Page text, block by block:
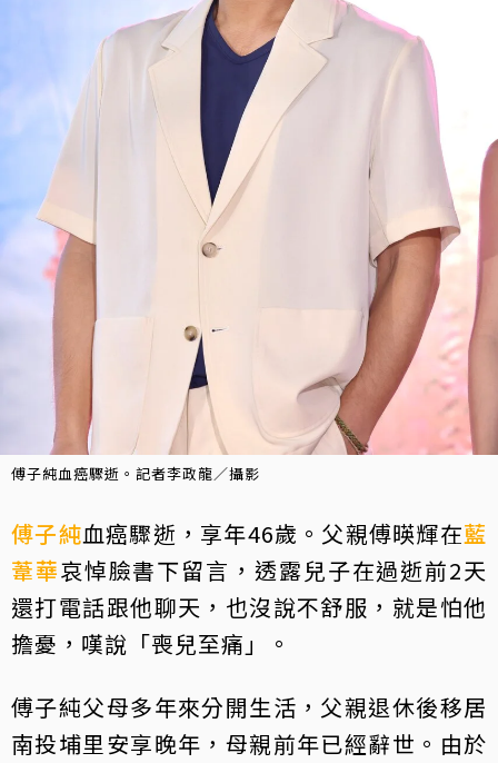
傅子純血癌驟逝。記者李政龍／攝影
傅子純血癌驟逝，享年46歲。父親傅暎輝在藍
葦華哀悼臉書下留言，透露兒子在過逝前2天
還打電話跟他聊天，也沒說不舒服，就是怕他
擔憂，嘆說「喪兒至痛」。
傅子純父母多年來分開生活，父親退休後移居
南投埔里安享晚年，母親前年已經辭世。由於